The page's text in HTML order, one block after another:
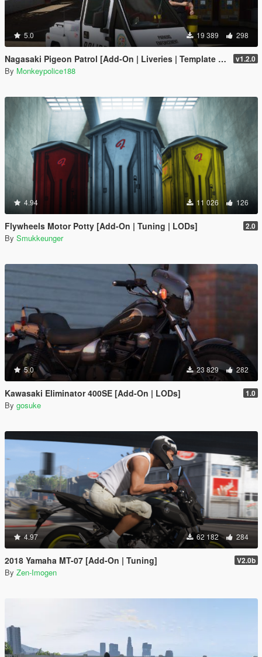
5.0 19 389 298
Nagasaki Pigeon Patrol [Add-On | Liveries | Template | Sound | Custom Shards] v1.2.0
By Monkeypolice188
4.94 11 026 126
Flywheels Motor Potty [Add-On | Tuning | LODs] 2.0
By Smukkeunger
5.0 23 829 282
Kawasaki Eliminator 400SE [Add-On | LODs] 1.0
By gosuke
4.97 62 182 284
2018 Yamaha MT-07 [Add-On | Tuning] V2.0b
By Zen-Imogen